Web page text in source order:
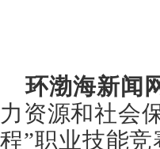
环渤海新闻
力资源和社会
程”职业技能